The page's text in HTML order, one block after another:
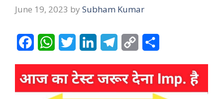
June 19, 2023 by Subham Kumar
c
e
W
a
t
i
t
n
k
l
e
p
y
a
r